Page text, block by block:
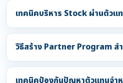
เทคนิคบริหาร Stock ผ่านตัวแ
วิธีสร้าง Partner Program ส
เทคนิคป้องกันปัญหาตัวแทนจำ